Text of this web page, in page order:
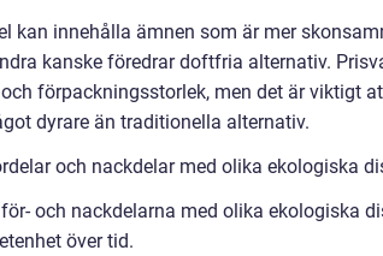
kan innehålla ämnen som är mer
kanske föredrar doftfria alternativ.
förpackningsstorlek, men det är viktigt
dyrare än traditionella alternativ.
och nackdelar med olika ekologiska
och nackdelarna med olika ekologiska
över tid.